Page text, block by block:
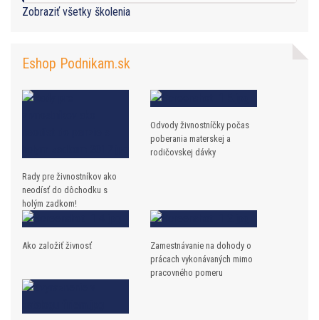
Zobraziť všetky školenia
Eshop Podnikam.sk
Rady pre živnostníkov ako
neodísť do dôchodku s
holým zadkom!
Odvody živnostníčky počas
poberania materskej a
rodičovskej dávky
Ako založiť živnosť
Zamestnávanie na dohody o
prácach vykonávaných mimo
pracovného pomeru